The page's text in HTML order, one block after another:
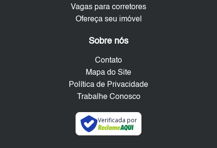
Vagas para corretores
Ofereça seu imóvel
Sobre nós
Contato
Mapa do Site
Política de Privacidade
Trabalhe Conosco
Verificada por